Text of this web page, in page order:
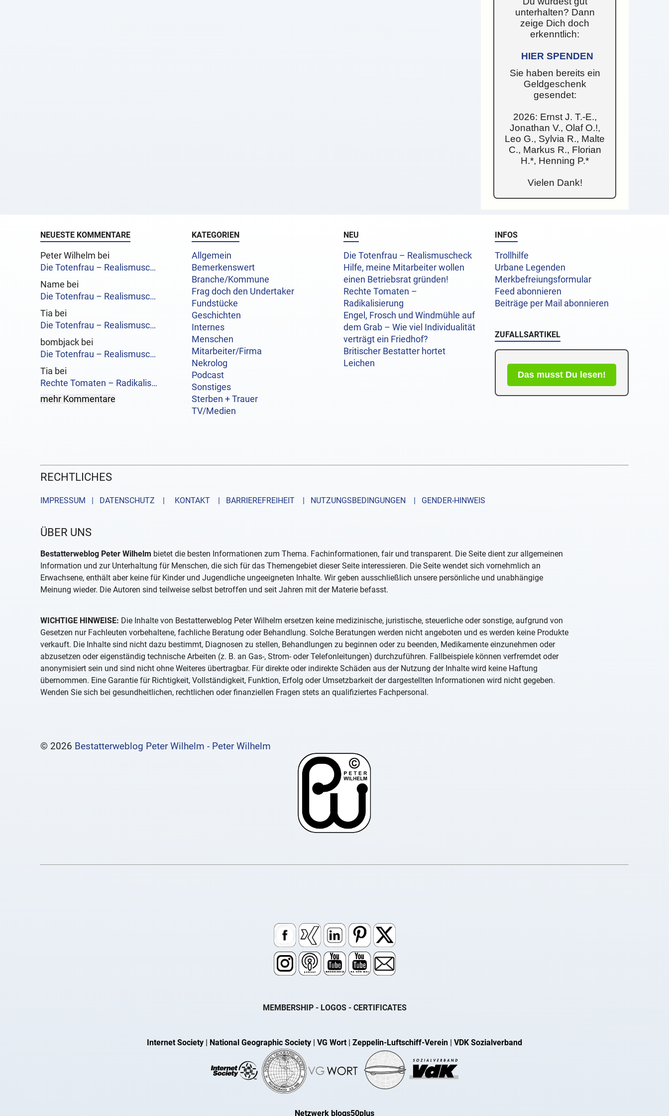
unterhalten? Dann
zeige Dich doch
erkenntlich:
HIER SPENDEN
Sie haben bereits ein
Geldgeschenk
gesendet:
2026: Ernst J. T.-E.,
Jonathan V., Olaf O.!,
Leo G., Sylvia R., Malte
C., Markus R., Florian
H.*, Henning P.*
Vielen Dank!
NEUESTE KOMMENTARE
Peter Wilhelm bei
Die Totenfrau – Realismusc…
Name bei
Die Totenfrau – Realismusc…
Tia bei
Die Totenfrau – Realismusc…
bombjack bei
Die Totenfrau – Realismusc…
Tia bei
Rechte Tomaten – Radikalis…
mehr Kommentare
KATEGORIEN
Allgemein
Bemerkenswert
Branche/Kommune
Frag doch den Undertaker
Fundstücke
Geschichten
Internes
Menschen
Mitarbeiter/Firma
Nekrolog
Podcast
Sonstiges
Sterben + Trauer
TV/Medien
NEU
Die Totenfrau – Realismuscheck
Hilfe, meine Mitarbeiter wollen
einen Betriebsrat gründen!
Rechte Tomaten –
Radikalisierung
Engel, Frosch und Windmühle auf
dem Grab – Wie viel Individualität
verträgt ein Friedhof?
Britischer Bestatter hortet
Leichen
INFOS
Trollhilfe
Urbane Legenden
Merkbefreiungsformular
Feed abonnieren
Beiträge per Mail abonnieren
ZUFALLSARTIKEL
Das musst Du lesen!
RECHTLICHES
IMPRESSUM | DATENSCHUTZ | KONTAKT | BARRIEREFREIHEIT | NUTZUNGSBEDINGUNGEN | GENDER-HINWEIS
ÜBER UNS
Bestatterweblog Peter Wilhelm bietet die besten Informationen zum Thema. Fachinformationen, fair und transparent. Die Seite dient zur allgemeinen
Information und zur Unterhaltung für Menschen, die sich für das Themengebiet dieser Seite interessieren. Die Seite wendet sich vornehmlich an
Erwachsene, enthält aber keine für Kinder und Jugendliche ungeeigneten Inhalte. Wir geben ausschließlich unsere persönliche und unabhängige
Meinung wieder. Die Autoren sind teilweise selbst betroffen und seit Jahren mit der Materie befasst.
WICHTIGE HINWEISE: Die Inhalte von Bestatterweblog Peter Wilhelm ersetzen keine medizinische, juristische, steuerliche oder sonstige, aufgrund von
Gesetzen nur Fachleuten vorbehaltene, fachliche Beratung oder Behandlung. Solche Beratungen werden nicht angeboten und es werden keine Produkte
verkauft. Die Inhalte sind nicht dazu bestimmt, Diagnosen zu stellen, Behandlungen zu beginnen oder zu beenden, Medikamente einzunehmen oder
abzusetzen oder eigenständig technische Arbeiten (z. B. an Gas-, Strom- oder Telefonleitungen) durchzuführen. Fallbeispiele können verfremdet oder
anonymisiert sein und sind nicht ohne Weiteres übertragbar. Für direkte oder indirekte Schäden aus der Nutzung der Inhalte wird keine Haftung
übernommen. Eine Garantie für Richtigkeit, Vollständigkeit, Funktion, Erfolg oder Umsetzbarkeit der dargestellten Informationen wird nicht gegeben.
Wenden Sie sich bei gesundheitlichen, rechtlichen oder finanziellen Fragen stets an qualifiziertes Fachpersonal.
© 2026 Bestatterweblog Peter Wilhelm - Peter Wilhelm
MEMBERSHIP - LOGOS - CERTIFICATES
Internet Society | National Geographic Society | VG Wort| Zeppelin-Luftschiff-Verein | VDK Sozialverband
Netzwerk blogs50plus